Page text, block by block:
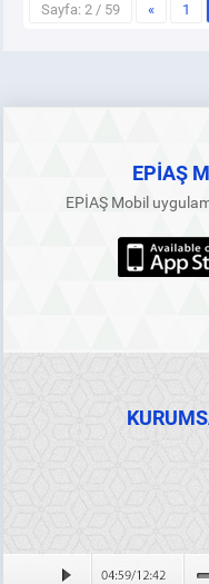
Sayfa: 2 / 59 « 1
EPİAŞ
EPİAŞ Mobil